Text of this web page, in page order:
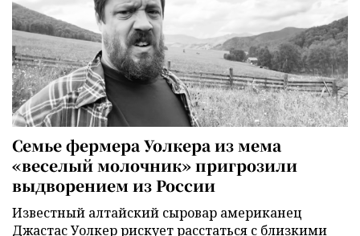
Семье фермера Уолкера из мема
«веселый молочник» пригрозили
выдворением из России
Известный алтайский сыровар американец
Джастас Уолкер рискует расстаться с близкими